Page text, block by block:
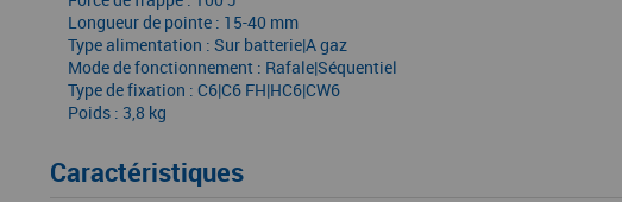
Longueur de pointe : 15-40 mm
Type alimentation : Sur batterie|A gaz
Mode de fonctionnement : Rafale|Séquentiel
Type de fixation : C6|C6 FH|HC6|CW6
Poids : 3,8 kg
Caractéristiques